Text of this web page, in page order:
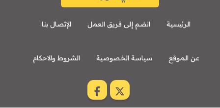
الرئيسية انضم إلى فريق العمل الإتصال بنا
عن الموقع سياسة الخصوصية الشروط والاحكام